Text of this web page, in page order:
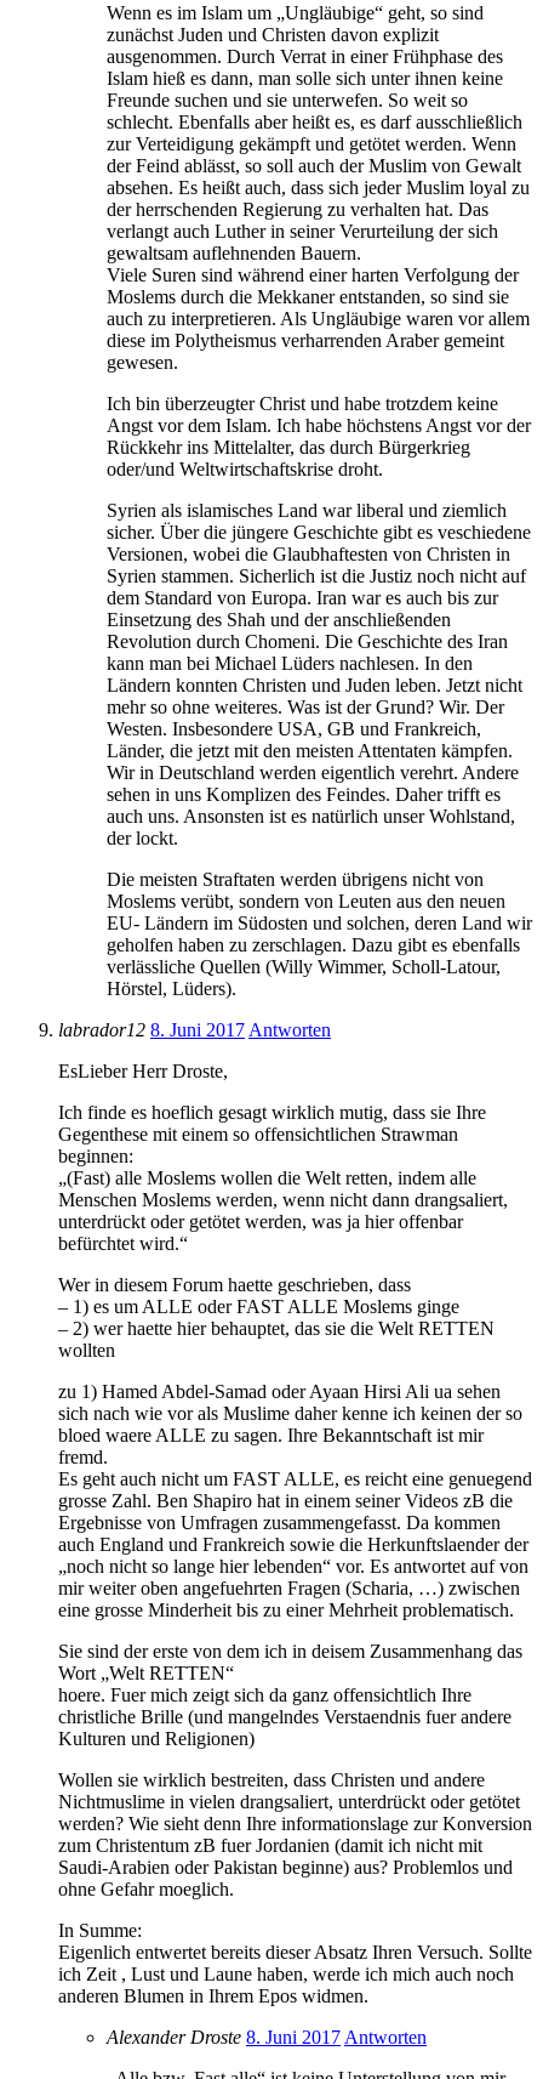
Wenn es im Islam um „Ungläubige“ geht, so sind
zunächst Juden und Christen davon explizit
ausgenommen. Durch Verrat in einer Frühphase des
Islam hieß es dann, man solle sich unter ihnen keine
Freunde suchen und sie unterwefen. So weit so
schlecht. Ebenfalls aber heißt es, es darf ausschließlich
zur Verteidigung gekämpft und getötet werden. Wenn
der Feind ablässt, so soll auch der Muslim von Gewalt
absehen. Es heißt auch, dass sich jeder Muslim loyal zu
der herrschenden Regierung zu verhalten hat. Das
verlangt auch Luther in seiner Verurteilung der sich
gewaltsam auflehnenden Bauern.
Viele Suren sind während einer harten Verfolgung der
Moslems durch die Mekkaner entstanden, so sind sie
auch zu interpretieren. Als Ungläubige waren vor allem
diese im Polytheismus verharrenden Araber gemeint
gewesen.
Ich bin überzeugter Christ und habe trotzdem keine
Angst vor dem Islam. Ich habe höchstens Angst vor der
Rückkehr ins Mittelalter, das durch Bürgerkrieg
oder/und Weltwirtschaftskrise droht.
Syrien als islamisches Land war liberal und ziemlich
sicher. Über die jüngere Geschichte gibt es veschiedene
Versionen, wobei die Glaubhaftesten von Christen in
Syrien stammen. Sicherlich ist die Justiz noch nicht auf
dem Standard von Europa. Iran war es auch bis zur
Einsetzung des Shah und der anschließenden
Revolution durch Chomeni. Die Geschichte des Iran
kann man bei Michael Lüders nachlesen. In den
Ländern konnten Christen und Juden leben. Jetzt nicht
mehr so ohne weiteres. Was ist der Grund? Wir. Der
Westen. Insbesondere USA, GB und Frankreich,
Länder, die jetzt mit den meisten Attentaten kämpfen.
Wir in Deutschland werden eigentlich verehrt. Andere
sehen in uns Komplizen des Feindes. Daher trifft es
auch uns. Ansonsten ist es natürlich unser Wohlstand,
der lockt.
Die meisten Straftaten werden übrigens nicht von
Moslems verübt, sondern von Leuten aus den neuen
EU- Ländern im Südosten und solchen, deren Land wir
geholfen haben zu zerschlagen. Dazu gibt es ebenfalls
verlässliche Quellen (Willy Wimmer, Scholl-Latour,
Hörstel, Lüders).
labrador12 8. Juni 2017 Antworten
EsLieber Herr Droste,
Ich finde es hoeflich gesagt wirklich mutig, dass sie Ihre
Gegenthese mit einem so offensichtlichen Strawman
beginnen:
„(Fast) alle Moslems wollen die Welt retten, indem alle
Menschen Moslems werden, wenn nicht dann drangsaliert,
unterdrückt oder getötet werden, was ja hier offenbar
befürchtet wird.“
Wer in diesem Forum haette geschrieben, dass
– 1) es um ALLE oder FAST ALLE Moslems ginge
– 2) wer haette hier behauptet, das sie die Welt RETTEN
wollten
zu 1) Hamed Abdel-Samad oder Ayaan Hirsi Ali ua sehen
sich nach wie vor als Muslime daher kenne ich keinen der so
bloed waere ALLE zu sagen. Ihre Bekanntschaft ist mir
fremd.
Es geht auch nicht um FAST ALLE, es reicht eine genuegend
grosse Zahl. Ben Shapiro hat in einem seiner Videos zB die
Ergebnisse von Umfragen zusammengefasst. Da kommen
auch England und Frankreich sowie die Herkunftslaender der
„noch nicht so lange hier lebenden“ vor. Es antwortet auf von
mir weiter oben angefuehrten Fragen (Scharia, …) zwischen
eine grosse Minderheit bis zu einer Mehrheit problematisch.
Sie sind der erste von dem ich in deisem Zusammenhang das
Wort „Welt RETTEN“
hoere. Fuer mich zeigt sich da ganz offensichtlich Ihre
christliche Brille (und mangelndes Verstaendnis fuer andere
Kulturen und Religionen)
Wollen sie wirklich bestreiten, dass Christen und andere
Nichtmuslime in vielen drangsaliert, unterdrückt oder getötet
werden? Wie sieht denn Ihre informationslage zur Konversion
zum Christentum zB fuer Jordanien (damit ich nicht mit
Saudi-Arabien oder Pakistan beginne) aus? Problemlos und
ohne Gefahr moeglich.
In Summe:
Eigenlich entwertet bereits dieser Absatz Ihren Versuch. Sollte
ich Zeit , Lust und Laune haben, werde ich mich auch noch
anderen Blumen in Ihrem Epos widmen.
Alexander Droste 8. Juni 2017 Antworten